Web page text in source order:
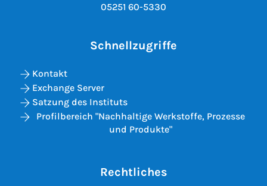
05251 60-5330
Schnellzugriffe
Kontakt
Exchange Server
Satzung des Instituts
Profilbereich "Nachhaltige Werkstoffe, Prozesse
und Produkte"
Rechtliches